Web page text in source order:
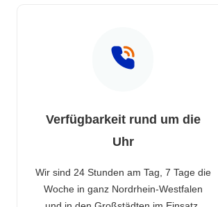
Verfügbarkeit rund um die
Uhr
Wir sind 24 Stunden am Tag, 7 Tage die
Woche in ganz Nordrhein-Westfalen